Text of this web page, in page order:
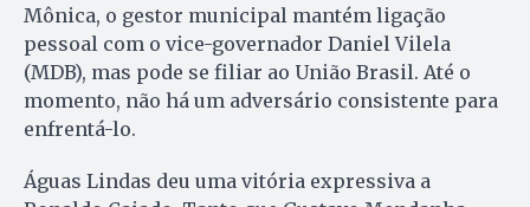
Mônica, o gestor municipal mantém ligação
pessoal com o vice-governador Daniel Vilela
(MDB), mas pode se filiar ao União Brasil. Até o
momento, não há um adversário consistente para
enfrentá-lo.
Águas Lindas deu uma vitória expressiva a